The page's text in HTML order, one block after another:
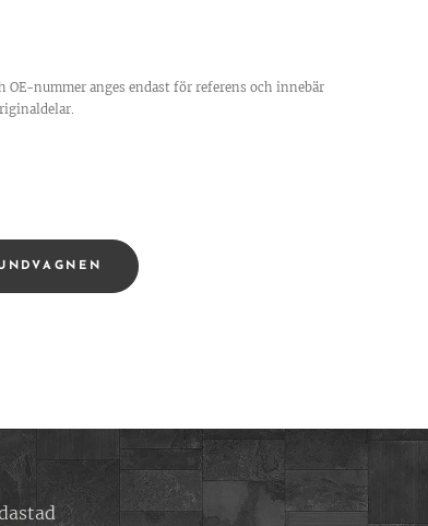
OE-nummer anges endast för referens och innebär